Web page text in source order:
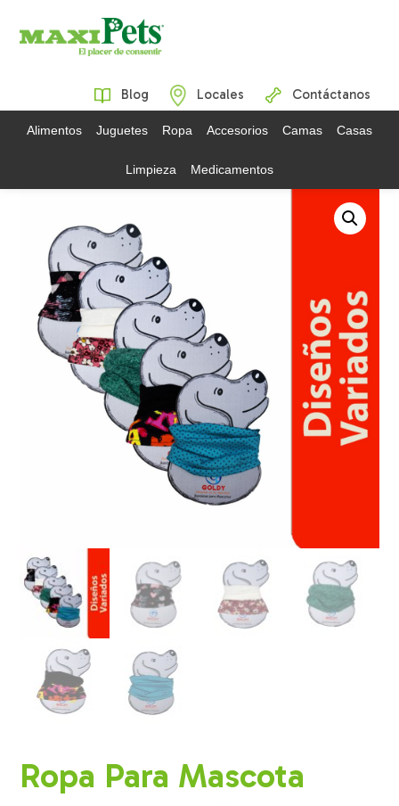
Blog Locales Contáctanos
Alimentos Juguetes Ropa Accesorios Camas Casas
Limpieza Medicamentos
Ropa Para Mascota